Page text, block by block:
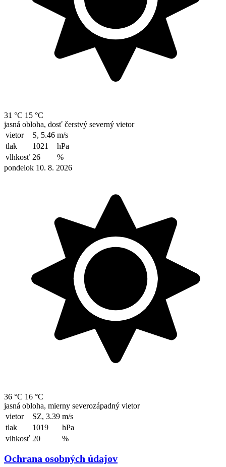
31 °C 15 °C
jasná obloha, dosť čerstvý severný vietor
vietor
S, 5.46 m/s
tlak
1021
hPa
vlhkosť 26
%
pondelok 10. 8. 2026
36 °C 16 °C
jasná obloha, mierny severozápadný vietor
vietor
SZ, 3.39 m/s
tlak
1019
hPa
vlhkosť 20 %
Ochrana osobných údajov